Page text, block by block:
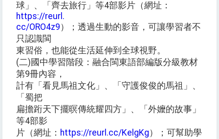
球」、「齊去旅行」等4部影片（網址：
https://reurl.
cc/ORO4z9 ）；透過生動的影音，可讓學習者不
只認識閩
東習俗，也能從生活延伸到全球視野。
(二)國中學習階段：融合閩東語部編版分級教材
第9冊內容，
計有「看見馬祖文化」、「守護俊俊的馬祖」、
「蜀把
扁擔䟰天下擺暝傳統耀四方」、「外嬤的故事」
等4部影
片（網址： https://reurl.cc/KelgKg ）；可幫助學